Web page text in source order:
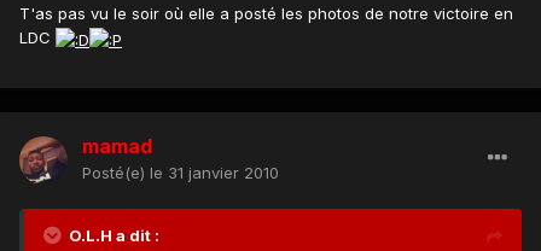
T'as pas vu le soir où elle a posté les photos de notre victoire en
LDC
mamad
Posté(e) le 31 janvier 2010
O.L.H a dit :